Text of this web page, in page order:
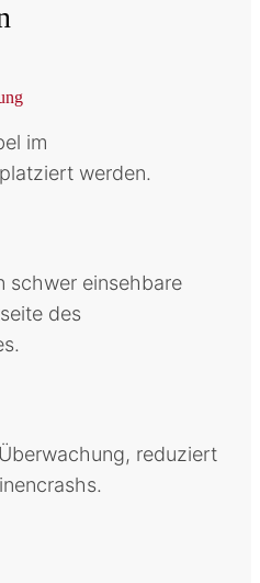
im
werden.
schwer einsehbare
des
reduziert